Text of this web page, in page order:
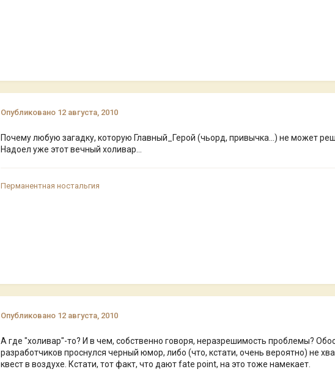
Опубликовано 12 августа, 2010
Почему любую загадку, которую Главный_Герой (чьорд, привычка...) не может
Надоел уже этот вечный холивар...
Перманентная ностальгия
Опубликовано 12 августа, 2010
А где "холивар"-то? И в чем, собственно говоря, неразрешимость проблемы?
разработчиков проснулся черный юмор, либо (что, кстати, очень вероятно) не
квест в воздухе. Кстати, тот факт, что дают fate point, на это тоже намекает.